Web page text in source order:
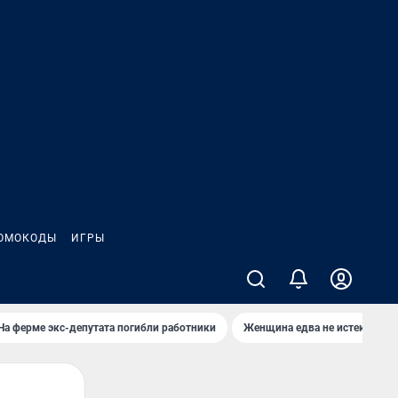
ИГРЫ
ферме экс-депутата погибли работники Женщина едва не истекла